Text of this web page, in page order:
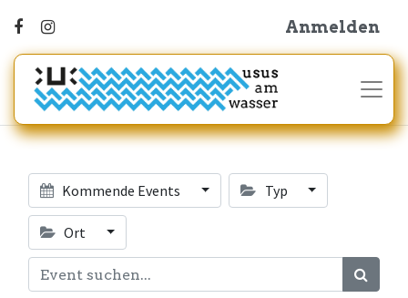
Anmelden
Kommende Events Typ
Ort